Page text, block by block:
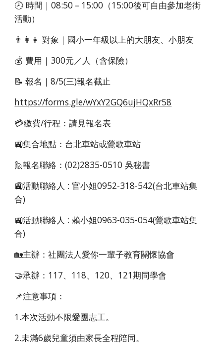
🕗 時間｜08:50－15:00（15:00後可自由參加老街
活動）
👨‍👩‍👧 對象｜國小一年級以上的大朋友、小朋友
💰 費用｜300元／人（含保險）
📝 報名｜8/5(三)報名截止
https://forms.gle/wYxY2GQ6ujHQxRr58
💳繳費/行程：請見報名表
🚉集合地點：台北車站或鶯歌車站
🙋報名聯絡：(02)2835-0510 吳秘書
🚉活動聯絡人 : 官小姐0952-318-542(台北車站集
合)
🚉活動聯絡人 : 賴小姐0963-035-054(鶯歌車站集
合)
🏡主辦：社團法人愛你一輩子教育關懷協會
🤝承辦：117、118、120、121期同學會
📌注意事項：
1.本次活動不限愛團志工。
2.未滿6歲兒童須由家長全程陪同。